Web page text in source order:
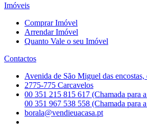
Imóveis
Comprar Imóvel
Arrendar Imóvel
Quanto Vale o seu Imóvel
Contactos
Avenida de São Miguel das
2775-775 Carcavelos
00 351 215 815 617 (Chamada para
00 351 967 538 558 (Chamada para
borala@vendieuacasa.pt